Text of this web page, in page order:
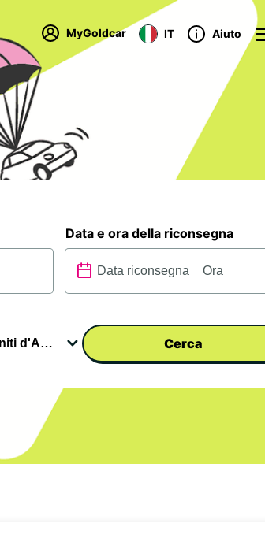
MyGoldcar IT Aiuto
Data e ora della riconsegna
Cerca